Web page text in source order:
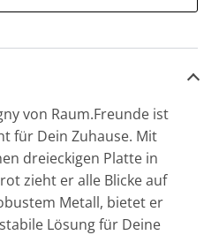
von Raum.Freunde ist
für Dein Zuhause. Mit
dreieckigen Platte in
zieht er alle Blicke auf
Metall, bietet er
Lösung für Deine